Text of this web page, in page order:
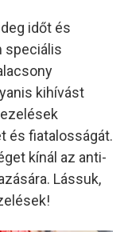
időt és
speciális
kihívást
és fiatalosságát.
kínál az anti-
Lássuk,